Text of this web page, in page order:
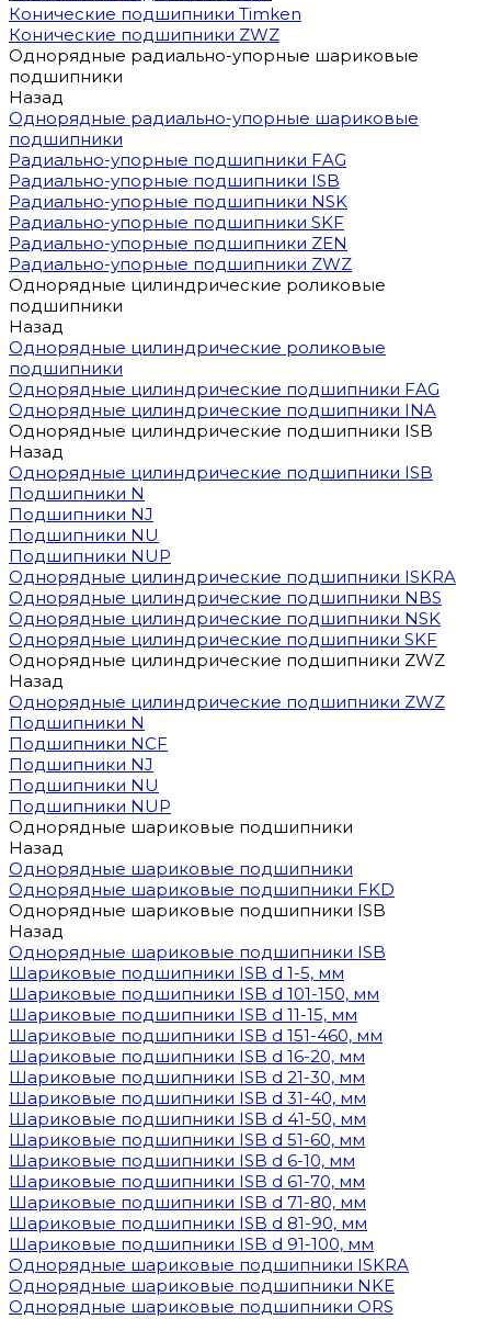
Конические подшипники Timken
Конические подшипники ZWZ
Однорядные радиально-упорные шариковые
подшипники
Назад
Однорядные радиально-упорные шариковые
подшипники
Радиально-упорные подшипники FAG
Радиально-упорные подшипники ISB
Радиально-упорные подшипники NSK
Радиально-упорные подшипники SKF
Радиально-упорные подшипники ZEN
Радиально-упорные подшипники ZWZ
Однорядные цилиндрические роликовые
подшипники
Назад
Однорядные цилиндрические роликовые
подшипники
Однорядные цилиндрические подшипники FAG
Однорядные цилиндрические подшипники INA
Однорядные цилиндрические подшипники ISB
Назад
Однорядные цилиндрические подшипники ISB
Подшипники N
Подшипники NJ
Подшипники NU
Подшипники NUP
Однорядные цилиндрические подшипники ISKRA
Однорядные цилиндрические подшипники NBS
Однорядные цилиндрические подшипники NSK
Однорядные цилиндрические подшипники SKF
Однорядные цилиндрические подшипники ZWZ
Назад
Однорядные цилиндрические подшипники ZWZ
Подшипники N
Подшипники NCF
Подшипники NJ
Подшипники NU
Подшипники NUP
Однорядные шариковые подшипники
Назад
Однорядные шариковые подшипники
Однорядные шариковые подшипники FKD
Однорядные шариковые подшипники ISB
Назад
Однорядные шариковые подшипники ISB
Шариковые подшипники ISB d 1-5, мм
Шариковые подшипники ISB d 101-150, мм
Шариковые подшипники ISB d 11-15, мм
Шариковые подшипники ISB d 151-460, мм
Шариковые подшипники ISB d 16-20, мм
Шариковые подшипники ISB d 21-30, мм
Шариковые подшипники ISB d 31-40, мм
Шариковые подшипники ISB d 41-50, мм
Шариковые подшипники ISB d 51-60, мм
Шариковые подшипники ISB d 6-10, мм
Шариковые подшипники ISB d 61-70, мм
Шариковые подшипники ISB d 71-80, мм
Шариковые подшипники ISB d 81-90, мм
Шариковые подшипники ISB d 91-100, мм
Однорядные шариковые подшипники ISKRA
Однорядные шариковые подшипники NKE
Однорядные шариковые подшипники ORS